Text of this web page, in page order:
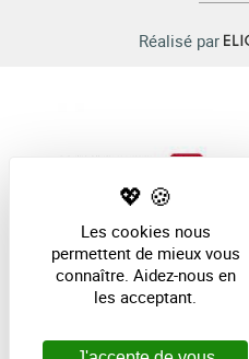
Réalisé par
Les cookies nous
permettent de mieux vous
connaître. Aidez-nous en
les acceptant.